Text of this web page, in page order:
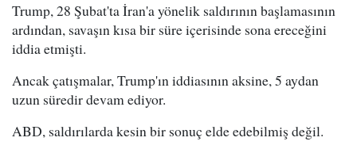
Trump, 28 Şubat'ta İran'a yönelik saldırının başlamasının
ardından, savaşın kısa bir süre içerisinde sona ereceğini
iddia etmişti.
Ancak çatışmalar, Trump'ın iddiasının aksine, 5 aydan
uzun süredir devam ediyor.
ABD, saldırılarda kesin bir sonuç elde edebilmiş değil.